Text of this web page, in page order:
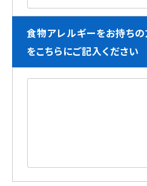
食物アレルギーをお持ち
をこちらにご記入ください